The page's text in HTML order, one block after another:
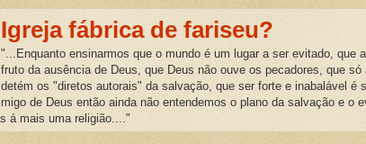
Igreja fábrica de fariseu?
"...Enquanto ensinarmos que o mundo é um lugar a ser evitado, que
fruto da ausência de Deus, que Deus não ouve os pecadores, que
detém os "diretos autorais" da salvação, que ser forte e inabalável é
de Deus então ainda não entendemos o plano da salvação e o
á mais uma religião...."